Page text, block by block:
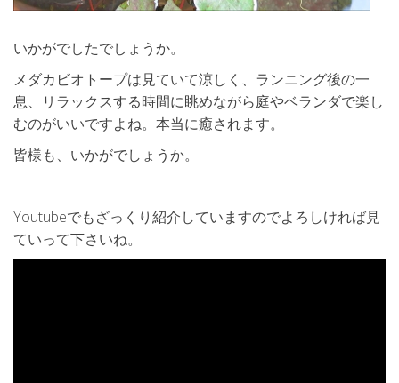
いかがでしたでしょうか。
メダカビオトープは見ていて涼しく、ランニング後の一
息、リラックスする時間に眺めながら庭やベランダで楽し
むのがいいですよね。本当に癒されます。
皆様も、いかがでしょうか。
Youtubeでもざっくり紹介していますのでよろしければ見
ていって下さいね。